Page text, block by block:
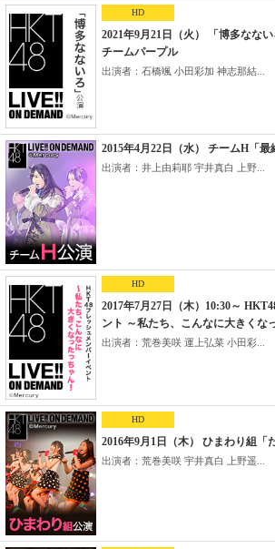
HD
2021年9月21日（火） 「博多なな
チームパープル
出演者：石橋颯 小田彩加 神志那結...
2015年4月22日（水） チームH「
出演者：井上由莉耶 宇井真白 上野...
HD
2017年7月27日（木）10:30～
ント ～私たち、こんなに大きくな
出演者：荒巻美咲 運上弘菜 小田彩...
HD
2016年9月1日（木） ひまわり組「
出演者：荒巻美咲 宇井真白 上野遥...